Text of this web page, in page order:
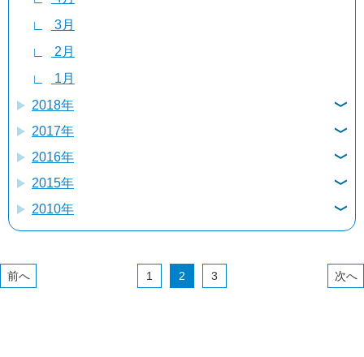
1月
2月
1月
3月
2月
1月
2018年
12月
11月
10月
9月
2017年
12月
11月
10月
2016年
12月
11月
10月
2015年
12月
11月
2010年
11月
1 2 3